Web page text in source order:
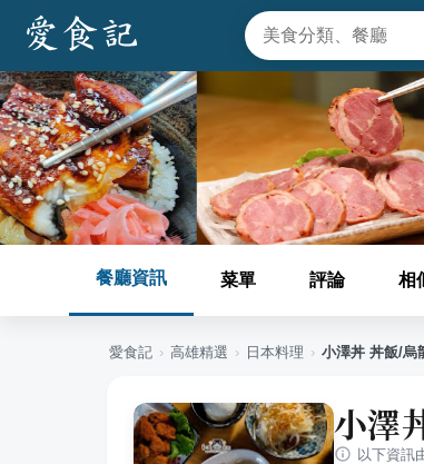
餐廳資訊 菜單 評論 相
愛食記 › 高雄精選 › 日本料理 › 小澤丼 丼飯/烏
小澤
以下資訊